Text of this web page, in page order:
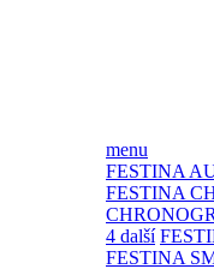
menu
FESTINA
FESTINA
4 další
FESTINA